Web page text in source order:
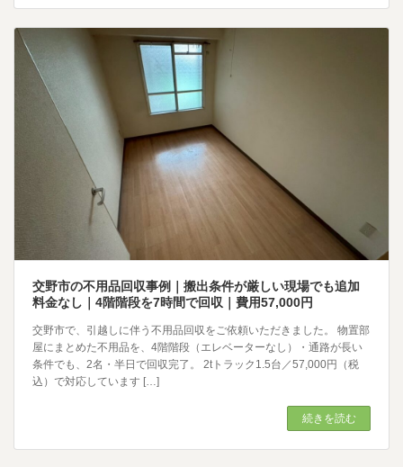
交野市の不用品回収事例｜搬出条件が厳しい現場でも追加
料金なし｜4階階段を7時間で回収｜費用57,000円
交野市で、引越しに伴う不用品回収をご依頼いただきました。 物置部
屋にまとめた不用品を、4階階段（エレベーターなし）・通路が長い
条件でも、2名・半日で回収完了。 2tトラック1.5台／57,000円（税
込）で対応しています […]
続きを読む